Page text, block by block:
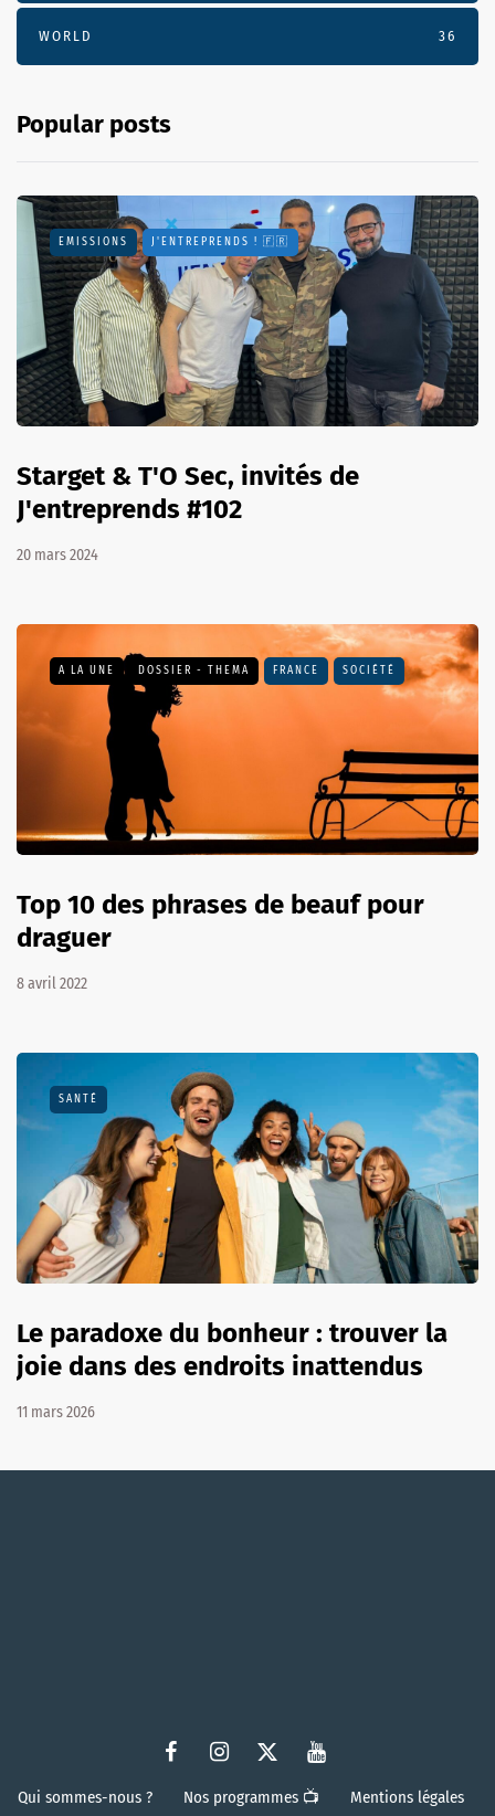
WORLD 36
Popular posts
EMISSIONS J'ENTREPRENDS ! 🇫🇷
Starget & T'O Sec, invités de
J'entreprends #102
20 mars 2024
A LA UNE DOSSIER - THEMA FRANCE SOCIÉTÉ
Top 10 des phrases de beauf pour
draguer
8 avril 2022
SANTÉ
Le paradoxe du bonheur : trouver la
joie dans des endroits inattendus
11 mars 2026
Qui sommes-nous ? Nos programmes 📺
Mentions légales